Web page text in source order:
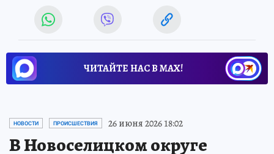
ЧИТАЙТЕ НАС В МАХ!
НОВОСТИ ПРОИСШЕСТВИЯ 26 июня 2026 18:02
В Новоселицком округе